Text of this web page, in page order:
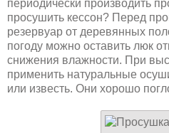
периодически производить
просушить кессон? Перед
резервуар от деревянных
погоду можно оставить люк
снижения влажности. При
применить натуральные
или известь. Они хорошо